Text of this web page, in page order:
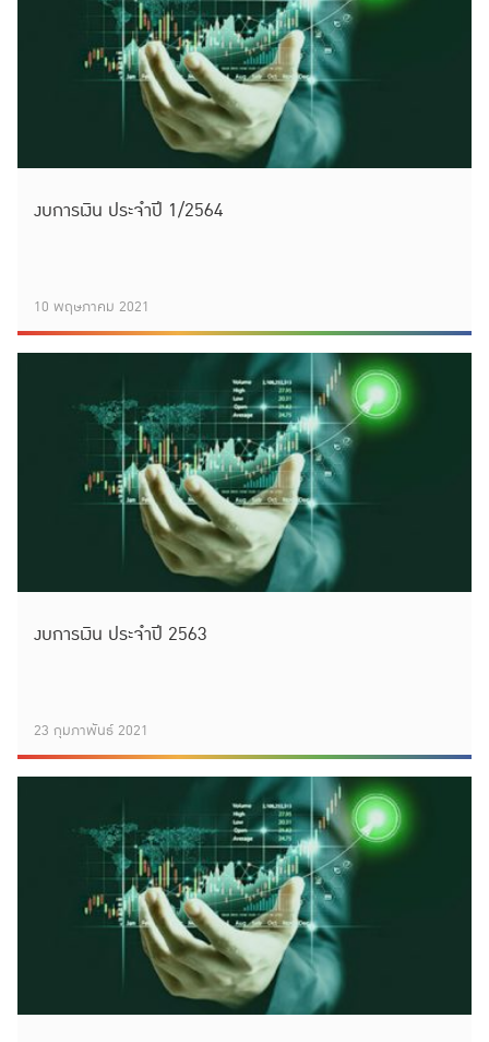
งบการเงิน ประจำปี 1/2564
10 พฤษภาคม 2021
งบการเงิน ประจำปี 2563
23 กุมภาพันธ์ 2021